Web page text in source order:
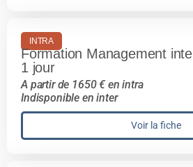
INTRA
Formation Management
1 jour
A partir de 1650 € en intra
Indisponible en inter
Voir la fiche